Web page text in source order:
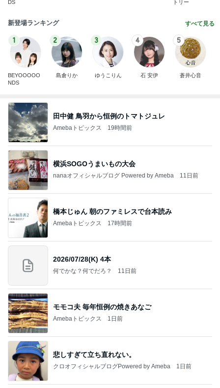
DS
トリー
新登場ランキング すべて見る
1
BEYOOOOO
NDS
2
島倉りか
3
ゆうこりん
4
石 安伊
5
蒼井心音
田中健 鳥羽から恒例のトマトジュレ
Amebaトピックス 19時間前
横浜SOGOうまいもの大会
nanaオフィシャルブログ Powered by Ameba 11日前
橋本じゅん 朝のファミレスで台本読み
Amebaトピックス 17時間前
2026/07/28(K) 4本
何でかな？何でだろ？ 11日前
モモコ夫 毎年恒例の焼きあなご
Amebaトピックス 1日前
悲しすぎて立ち直れない。
クロオフィシャルブログPowered by Ameba 1日前